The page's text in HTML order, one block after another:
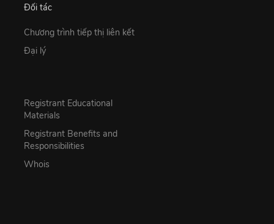
Đối tác
Chương trình tiếp thị liên kết
Đại lý
Registrant Educational
Materials
Registrant Benefits and
Responsibilities
Whois